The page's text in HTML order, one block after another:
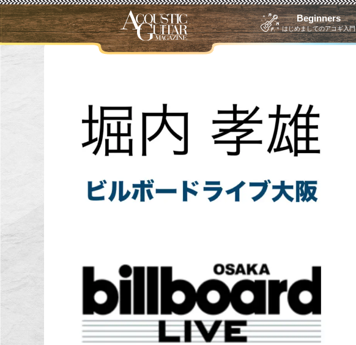
Beginners
はじめましてのアコギ入門